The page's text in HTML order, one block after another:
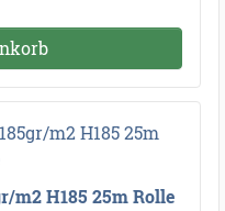
m2 H185 25m Rolle